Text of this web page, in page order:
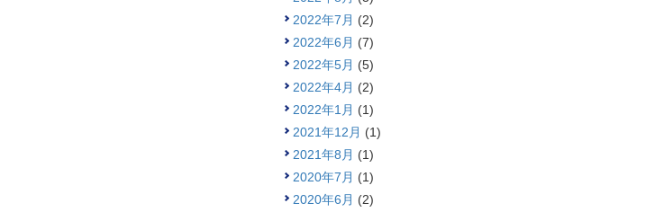
2022年7月 (2)
2022年6月 (7)
2022年5月 (5)
2022年4月 (2)
2022年1月 (1)
2021年12月 (1)
2021年8月 (1)
2020年7月 (1)
2020年6月 (2)